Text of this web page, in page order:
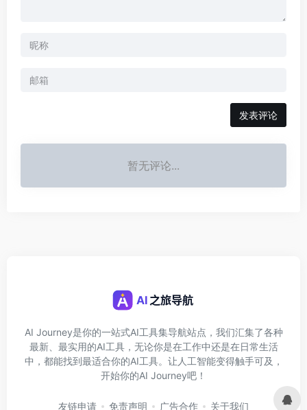
发表评论
暂无评论...
AI Journey是你的一站式AI工具集导航站点，我们汇集了各种
最新、最实用的AI工具，无论你是在工作中还是在日常生活
中，都能找到最适合你的AI工具。让人工智能变得触手可及，
开始你的AI Journey吧！
友链申请 免责声明 广告合作 关于我们